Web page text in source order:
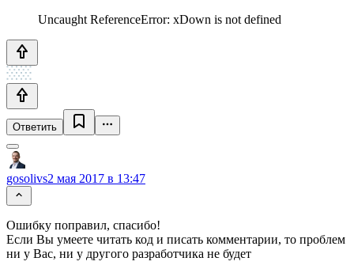
Uncaught ReferenceError: xDown is not defined
Ответить
gosolivs2 мая 2017 в 13:47
Ошибку поправил, спасибо!
Если Вы умеете читать код и писать комментарии, то проблем
ни у Вас, ни у другого разработчика не будет